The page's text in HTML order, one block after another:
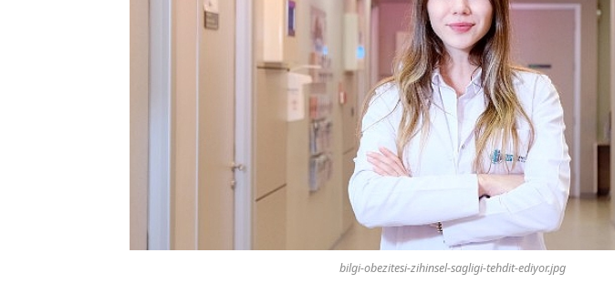
bilgi-obezitesi-zihinsel-sagligi-tehdit-ediyor.jpg